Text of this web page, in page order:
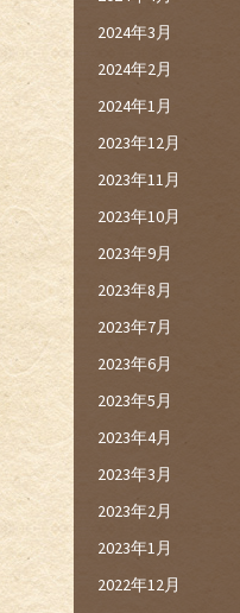
2024年3月
2024年2月
2024年1月
2023年12月
2023年11月
2023年10月
2023年9月
2023年8月
2023年7月
2023年6月
2023年5月
2023年4月
2023年3月
2023年2月
2023年1月
2022年12月